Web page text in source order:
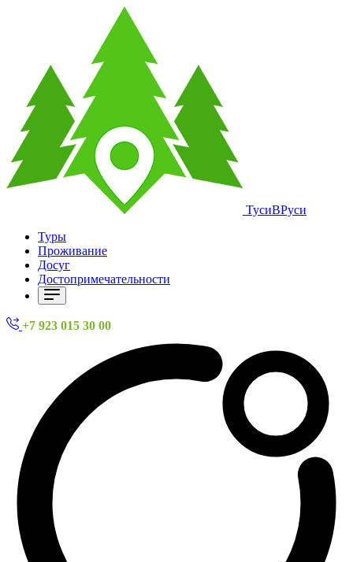
ТусиВРуси
Туры
Проживание
Досуг
Достопримечательности
+7 923 015 30 00